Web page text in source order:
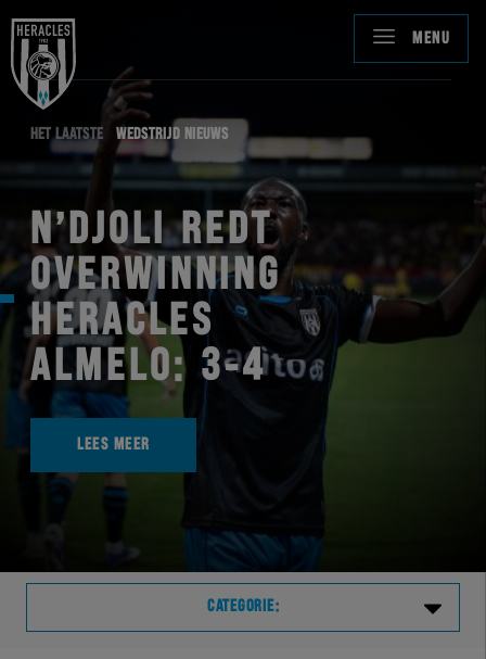
MENU
HET LAATSTE WEDSTRIJD NIEUWS
N’DJOLI REDT
OVERWINNING
HERACLES
ALMELO: 3-4
LEES MEER
CATEGORIE: